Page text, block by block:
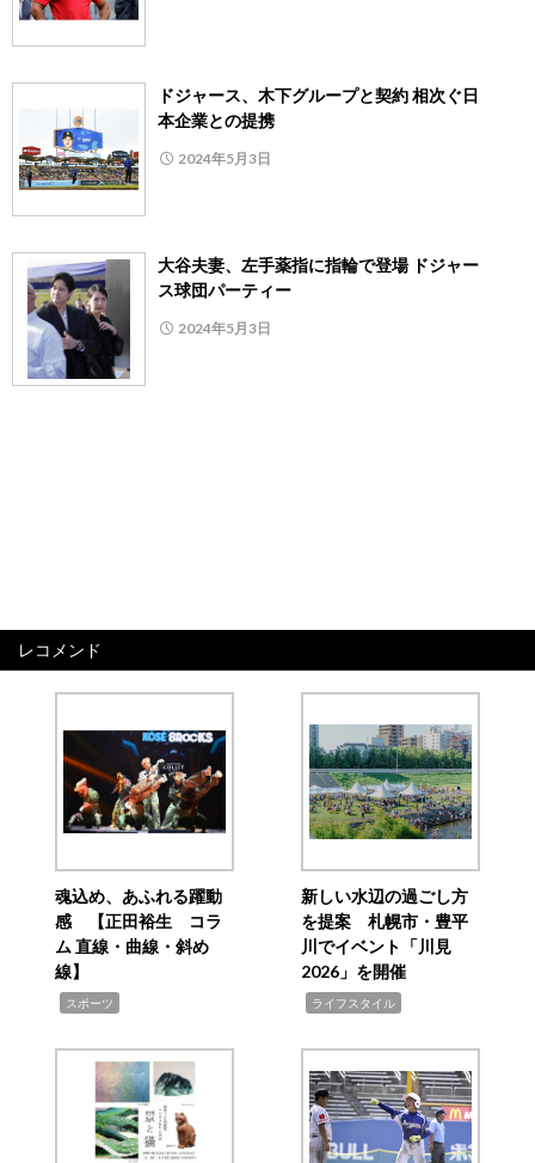
ドジャース、木下グループと契約 相次ぐ日
本企業との提携
2024年5月3日
大谷夫妻、左手薬指に指輪で登場 ドジャー
ス球団パーティー
2024年5月3日
レコメンド
魂込め、あふれる躍動
感 【正田裕生 コラ
ム 直線・曲線・斜め
線】
スポーツ
新しい水辺の過ごし方
を提案 札幌市・豊平
川でイベント「川見
2026」を開催
ライフスタイル